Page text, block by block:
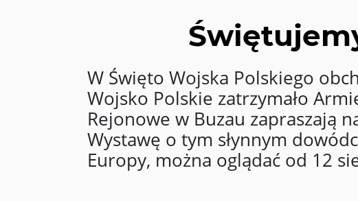
W Święto Wojska Polskiego
Wojsko Polskie zatrzymało
Rejonowe w Buzau zapraszają
Wystawę o tym słynnym
Europy, można oglądać od 12